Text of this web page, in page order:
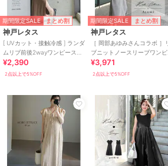
商品のお取り扱い方法
特徴
ワンピースドレス
ニット素材/ ポリエス
無地/ロング・マキシ
/ライフスタイル
タ
ト/フレアスカート
二次会
ワンピース
ニット素材
/ポリエス
無地
/ロング・マキシ
ライフスタイル /
タ
期間限定SALE まとめ割
神戸レタス
[ UVカット・接触冷感 ] ランダ
ムリブ前後2wayワンピース
[E3586]
¥2,390
2点以上で5%OFF
期間限定SALE まとめ割
神戸レタス
［ 岡部あゆみさんコラボ ］
ブニットノースリーブワンピ
ース（選べるタイプ）
¥3,971
2点以上で5%OFF